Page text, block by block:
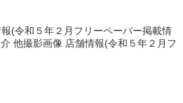
(令和５年２月フリーペーパー掲載情
他撮影画像 店舗情報(令和５年２月フ